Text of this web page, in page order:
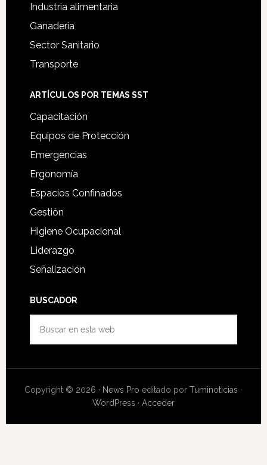
Industria alimentaria
Ganadería
Sector Sanitario
Transporte
ARTÍCULOS POR TEMAS SST
Capacitación
Equipos de Protección
Emergencias
Ergonomía
Espacios Confinados
Gestión
Higiene Ocupacional
Liderazgo
Señalización
BUSCADOR
web
Copyright © 2026 · News Pro editado porTuminoticias ·
WordPress · Acceder